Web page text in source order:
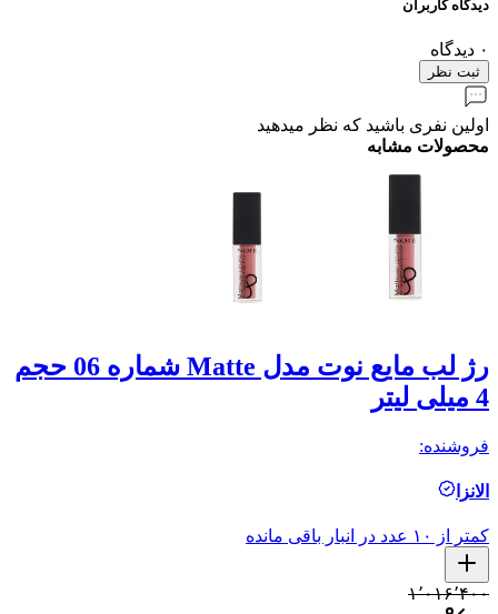
دیدگاه کاربران
۰ دیدگاه
ثبت نظر
اولین نفری باشید که نظر میدهید
محصولات مشابه
رژ لب مایع نوت مدل Matte شماره 06 حجم
4 میلی لیتر
فروشنده:
الانزا
کمتر از ۱۰ عدد در انبار باقی مانده
۱٬۰۱۶٬۴۰۰